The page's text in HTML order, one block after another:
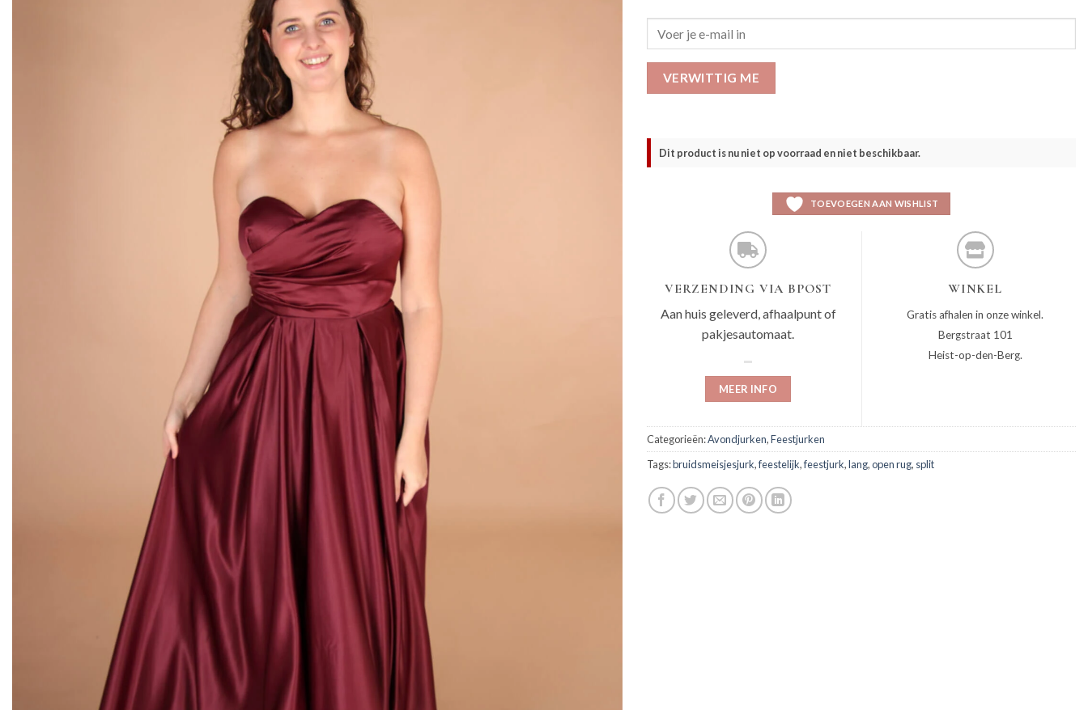
VERWITTIG ME
Dit product is nu niet op voorraad en niet beschikbaar.
TOEVOEGEN AAN WISHLIST
VERZENDING VIA BPOST
Aan huis geleverd, afhaalpunt of
pakjesautomaat.
MEER INFO
WINKEL
Gratis afhalen in onze winkel.
Bergstraat 101
Heist-op-den-Berg.
Categorieën:Avondjurken,Feestjurken
Tags:bruidsmeisjesjurk,feestelijk,feestjurk,lang,open rug, split